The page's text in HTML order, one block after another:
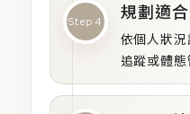
Step 4 規劃適
依個人狀況
追蹤或體態